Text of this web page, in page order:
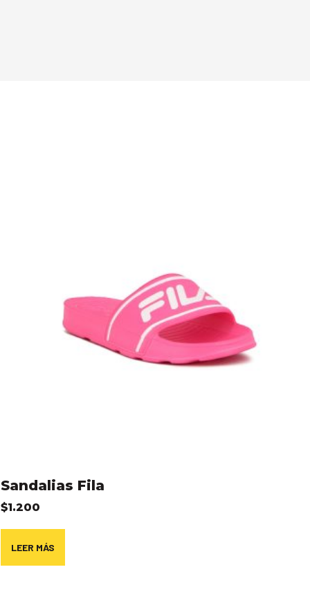
Sandalias Fila
$1.200
LEER MÁS